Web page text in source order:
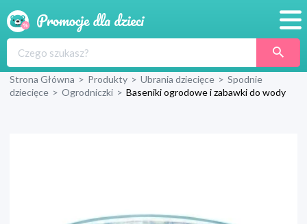
Produkty
Strona Główna > Produkty > Ubrania dziecięce > Spodnie
dziecięce > Ogrodniczki > Baseniki ogrodowe i zabawki do wody